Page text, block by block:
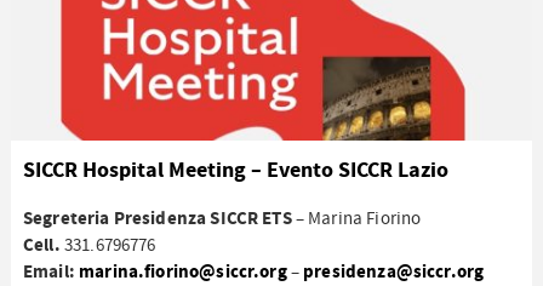
SICCR Hospital Meeting – Evento SICCR Lazio
Segreteria Presidenza SICCR ETS– Marina Fiorino
Cell. 331.6796776
Email: marina.fiorino@siccr.org– presidenza@siccr.org